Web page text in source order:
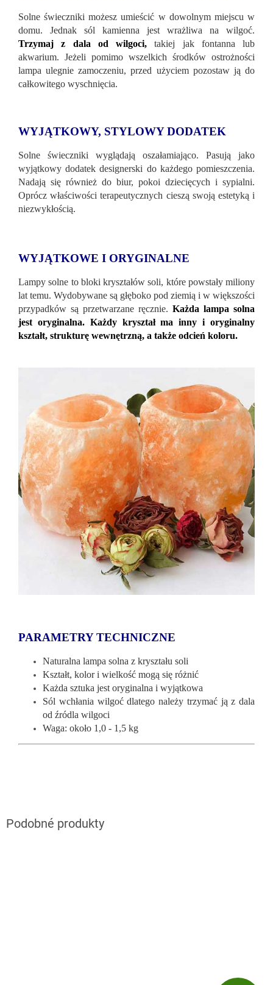
Solne świeczniki możesz umieścić w dowolnym miejscu w
domu. Jednak sól kamienna jest wrażliwa na wilgoć.
Trzymaj z dala od wilgoci,
takiej jak fontanna lub
akwarium. Jeżeli pomimo wszelkich środków ostrożności
lampa ulegnie zamoczeniu, przed użyciem pozostaw ją do
całkowitego wyschnięcia.
WYJĄTKOWY, STYLOWY DODATEK
Solne świeczniki wyglądają oszałamiająco. Pasują jako
wyjątkowy dodatek designerski do każdego pomieszczenia.
Nadają się również do biur, pokoi dziecięcych i sypialni.
Oprócz właściwości terapeutycznych cieszą swoją estetyką i
niezwykłością.
WYJĄTKOWE I ORYGINALNE
Lampy solne to bloki kryształów soli, które powstały miliony
lat temu. Wydobywane są głęboko pod ziemią i w większości
przypadków są przetwarzane ręcznie. Każda lampa solna
jest oryginalna. Każdy kryształ ma inny i oryginalny
kształt, strukturę wewnętrzną, a także odcień koloru.
PARAMETRY TECHNICZNE
Naturalna lampa solna z kryształu soli
Kształt, kolor i wielkość mogą się różnić
Każda sztuka jest oryginalna i wyjątkowa
Sól wchłania wilgoć dlatego należy trzymać ją z dala
od źródla wilgoci
Waga: około 1,0 - 1,5 kg